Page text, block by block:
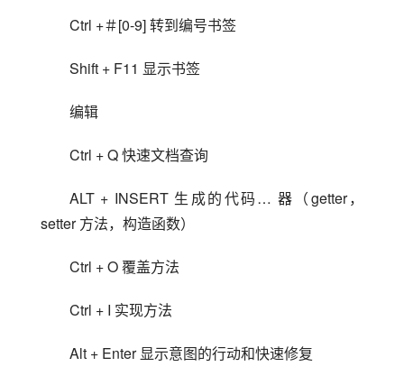
Ctrl +＃[0-9] 转到编号书签
Shift + F11 显示书签
编辑
Ctrl + Q 快速文档查询
ALT + INSERT 生成的代码… 器（getter，
setter 方法，构造函数）
Ctrl + O 覆盖方法
Ctrl + I 实现方法
Alt + Enter 显示意图的行动和快速修复